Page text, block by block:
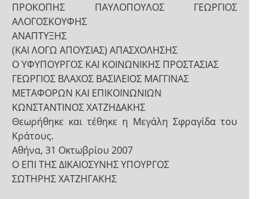
ΠΡΟΚΟΠΗΣ ΠΑΥΛΟΠΟΥΛΟΣ ΓΕΩΡΓΙΟΣ
ΑΛΟΓΟΣΚΟΥΦΗΣ
ΑΝΑΠΤΥΞΗΣ
(ΚΑΙ ΛΟΓΩ ΑΠΟΥΣΙΑΣ) ΑΠΑΣΧΟΛΗΣΗΣ
Ο ΥΦΥΠΟΥΡΓΟΣ ΚΑΙ ΚΟΙΝΩΝΙΚΗΣ ΠΡΟΣΤΑΣΙΑΣ
ΓΕΩΡΓΙΟΣ ΒΛΑΧΟΣ ΒΑΣΙΛΕΙΟΣ ΜΑΓΓΙΝΑΣ
ΜΕΤΑΦΟΡΩΝ ΚΑΙ ΕΠΙΚΟΙΝΩΝΙΩΝ
ΚΩΝΣΤΑΝΤΙΝΟΣ ΧΑΤΖΗΔΑΚΗΣ
Θεωρήθηκε και τέθηκε η Μεγάλη Σφραγίδα του
Κράτους.
Αθήνα, 31 Οκτωβρίου 2007
Ο ΕΠΙ ΤΗΣ ΔΙΚΑΙΟΣΥΝΗΣ ΥΠΟΥΡΓΟΣ
ΣΩΤΗΡΗΣ ΧΑΤΖΗΓΑΚΗΣ